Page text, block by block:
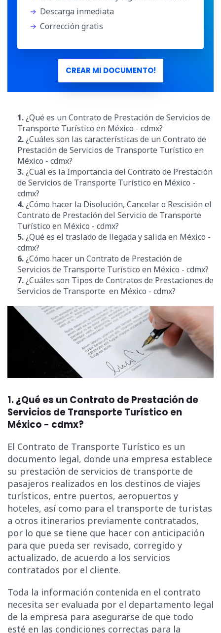
Descarga inmediata
Corrección gratis
CREAR MI DOCUMENTO!
1.¿Qué es un Contrato de Prestación de Servicios de
Transporte Turístico en México - cdmx?
2.¿Cuáles son las características de un Contrato de
Prestación de Servicios de Transporte Turístico en
México - cdmx?
3.¿Cuál es la Importancia del Contrato de Prestación
de Servicios de Transporte Turístico en México -
cdmx?
4.¿Cómo hacer la Disolución, Cancelar o Rescisión el
Contrato de Prestación del Servicio de Transporte
Turístico en México - cdmx?
5.¿Qué es el traslado de llegada y salida en México -
cdmx?
6.¿Cómo hacer un Contrato de Prestación de
Servicios de Transporte Turístico en México - cdmx?
7.¿Cuáles son Tipos de Contratos de Prestaciones de
Servicios de Transporte en México - cdmx?
1. ¿Qué es un Contrato de Prestación de
Servicios de Transporte Turístico en
México - cdmx?
El Contrato de Transporte Turístico es un
documento legal, donde una empresa establece
su prestación de servicios de transporte de
pasajeros realizados en los destinos de viajes
turísticos, entre puertos, aeropuertos y
hoteles, así como para el transporte de turistas
a otros itinerarios previamente contratados,
por lo que se tiene que hacer con anticipación
para que pueda ser revisado, corregido y
actualizado, de acuerdo a los servicios
contratados por el cliente.
Toda la información contenida en el contrato
necesita ser evaluada por el departamento legal
de la empresa para asegurarse de que todo
esté en las condiciones correctas para la